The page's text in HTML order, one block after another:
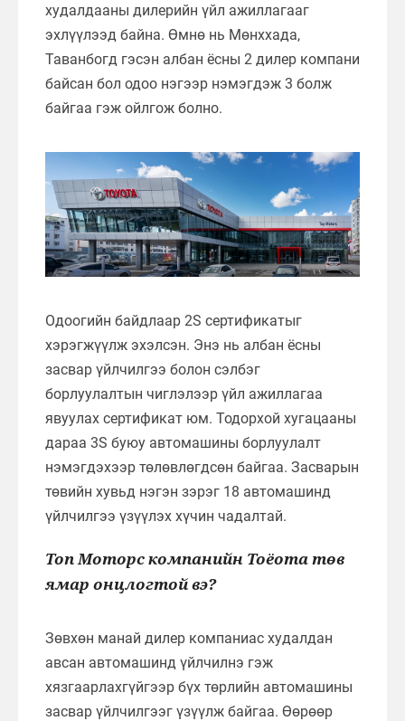
худалдааны дилерийн үйл ажиллагааг
эхлүүлээд байна. Өмнө нь Мөнххада,
Таванбогд гэсэн албан ёсны 2 дилер компани
байсан бол одоо нэгээр нэмэгдэж 3 болж
байгаа гэж ойлгож болно.
Одоогийн байдлаар 2S сертификатыг
хэрэгжүүлж эхэлсэн. Энэ нь албан ёсны
засвар үйлчилгээ болон сэлбэг
борлуулалтын чиглэлээр үйл ажиллагаа
явуулах сертификат юм. Тодорхой хугацааны
дараа 3S буюу автомашины борлуулалт
нэмэгдэхээр төлөвлөгдсөн байгаа. Засварын
төвийн хувьд нэгэн зэрэг 18 автомашинд
үйлчилгээ үзүүлэх хүчин чадалтай.
Топ Моторс компанийн Тоёота төв
ямар онцлогтой вэ?
Зөвхөн манай дилер компаниас худалдан
авсан автомашинд үйлчилнэ гэж
хязгаарлахгүйгээр бүх төрлийн автомашины
засвар үйлчилгээг үзүүлж байгаа. Өөрөөр